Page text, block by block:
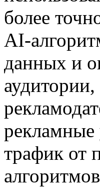
более
AI-
данных и
рекламные
трафик от